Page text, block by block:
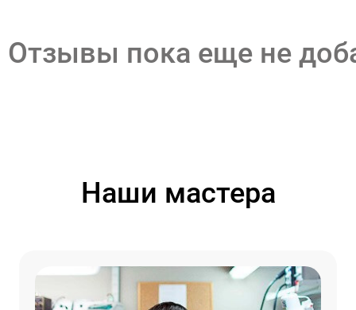
Отзывы пока еще не
Наши мастера